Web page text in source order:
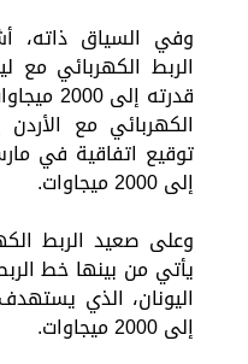
وفي السياق ذاته،
الربط الكهربائي مع
قدرته
إلى 2000 ميجاوات.
وعلى صعيد الربط
يأتي من بينها خط
اليونان، الذي
إلى 2000 ميجاوات.